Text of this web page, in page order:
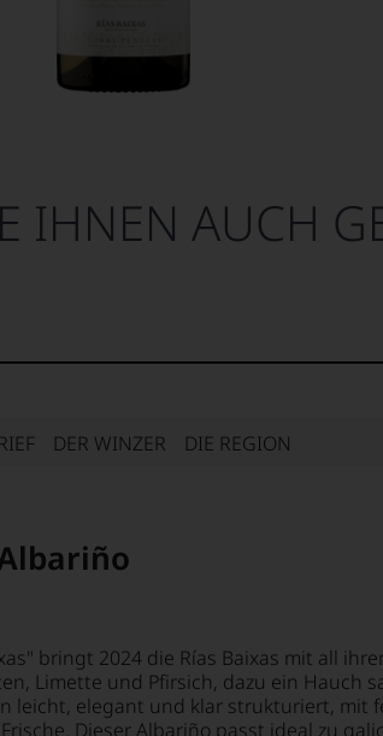
IHNEN AUCH
DER WINZER DIE REGION
bringt 2024 die Rías Baixas mit all
Limette und Pfirsich, dazu ein Hauch
leicht, elegant und klar strukturiert, mit
Dieser Albariño passt ideal zu